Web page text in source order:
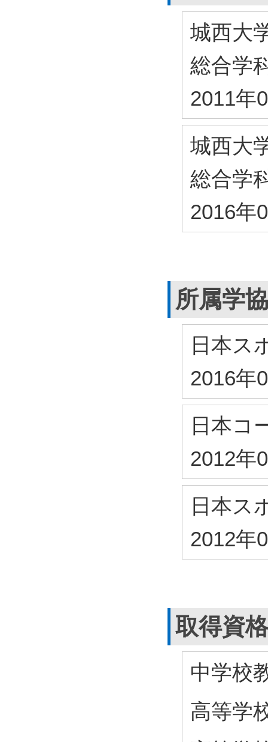
城西大
総合学
2011年
城西大
総合学
2016年
所属学
日本ス
2016年
日本コ
2012年
日本ス
2012年
取得資格
中学校
高等学